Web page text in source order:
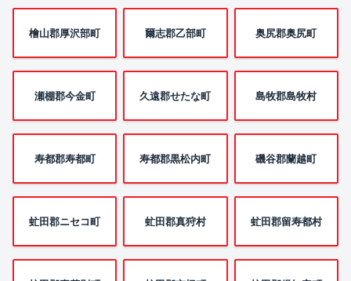
檜山郡厚沢部町 爾志郡乙部町 奥尻郡奥尻町
瀬棚郡今金町 久遠郡せたな町 島牧郡島牧村
寿都郡寿都町 寿都郡黒松内町 磯谷郡蘭越町
虻田郡ニセコ町 虻田郡真狩村 虻田郡留寿都村